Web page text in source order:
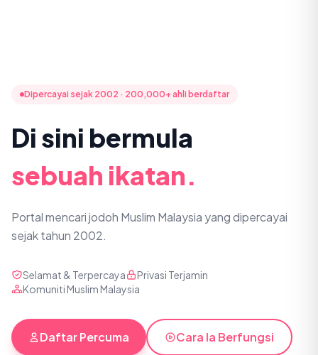
Dipercayai sejak 2002 · 200,000+ ahli berdaftar
Di sini bermula
sebuah ikatan.
Portal mencari jodoh Muslim Malaysia yang dipercayai
sejak tahun 2002.
Selamat & Terpercaya
Privasi Terjamin
Komuniti Muslim Malaysia
Daftar Percuma Cara Ia Berfungsi